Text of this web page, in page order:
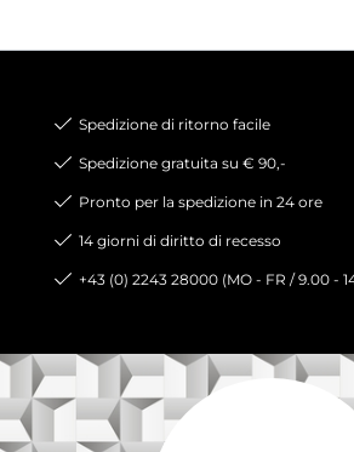
Spedizione di ritorno facile
Spedizione gratuita su € 90,-
Pronto per la spedizione in 24 ore
14 giorni di diritto di recesso
+43 (0) 2243 28000 (MO - FR / 9.00 -